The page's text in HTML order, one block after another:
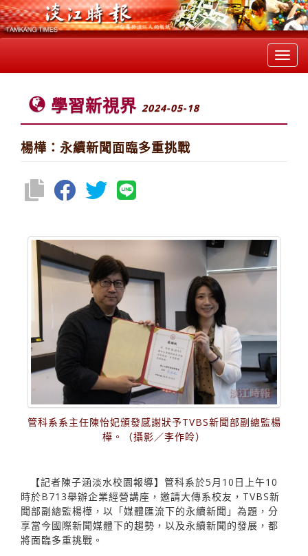
學習新視界 2024-05-18
楊樺：永續新聞面臨多重挑戰
管科系系主任陳怡妃頒發感謝狀予TVBS新聞部副總監楊
樺。（攝影／李作皊）
【記者陳子涵淡水校園報導】管科系於5月10日上午10
時於B713舉辦企業經營講座，邀請大傳系校友，TVBS新
聞部副總監楊樺，以「媒體匯流下的永續新聞」為題，分
享當今國際新聞媒體下的趨勢，以及永續新聞的發展，都
將面臨多重挑戰。